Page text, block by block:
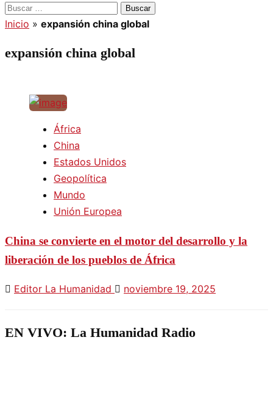
Buscar:
Inicio » expansión china global
expansión china global
África
China
Estados Unidos
Geopolítica
Mundo
Unión Europea
China se convierte en el motor del desarrollo y la
liberación de los pueblos de África
Editor La Humanidad noviembre 19, 2025
EN VIVO: La Humanidad Radio